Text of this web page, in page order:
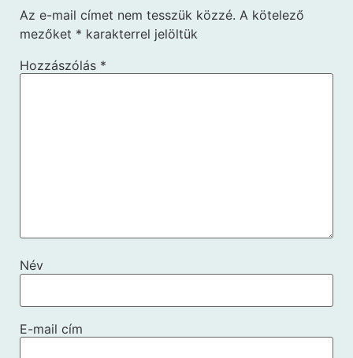
Az e-mail címet nem tesszük közzé. A kötelező
mezőket * karakterrel jelöltük
Hozzászólás *
Név
E-mail cím